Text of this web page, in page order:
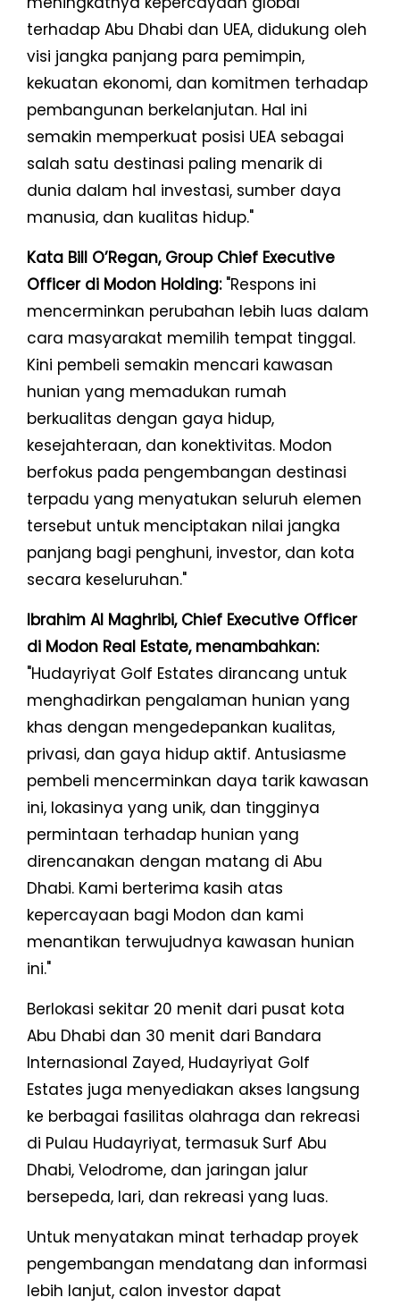
terhadap Abu Dhabi dan UEA, didukung oleh
visi jangka panjang para pemimpin,
kekuatan ekonomi, dan komitmen terhadap
pembangunan berkelanjutan. Hal ini
semakin memperkuat posisi UEA sebagai
salah satu destinasi paling menarik di
dunia dalam hal investasi, sumber daya
manusia, dan kualitas hidup."
Kata Bill O’Regan, Group Chief Executive
Officer di Modon Holding: "Respons ini
mencerminkan perubahan lebih luas dalam
cara masyarakat memilih tempat tinggal.
Kini pembeli semakin mencari kawasan
hunian yang memadukan rumah
berkualitas dengan gaya hidup,
kesejahteraan, dan konektivitas. Modon
berfokus pada pengembangan destinasi
terpadu yang menyatukan seluruh elemen
tersebut untuk menciptakan nilai jangka
panjang bagi penghuni, investor, dan kota
secara keseluruhan."
Ibrahim Al Maghribi, Chief Executive Officer
di Modon Real Estate, menambahkan:
"Hudayriyat Golf Estates dirancang untuk
menghadirkan pengalaman hunian yang
khas dengan mengedepankan kualitas,
privasi, dan gaya hidup aktif. Antusiasme
pembeli mencerminkan daya tarik kawasan
ini, lokasinya yang unik, dan tingginya
permintaan terhadap hunian yang
direncanakan dengan matang di Abu
Dhabi. Kami berterima kasih atas
kepercayaan bagi Modon dan kami
menantikan terwujudnya kawasan hunian
ini."
Berlokasi sekitar 20 menit dari pusat kota
Abu Dhabi dan 30 menit dari Bandara
Internasional Zayed, Hudayriyat Golf
Estates juga menyediakan akses langsung
ke berbagai fasilitas olahraga dan rekreasi
di Pulau Hudayriyat, termasuk Surf Abu
Dhabi, Velodrome, dan jaringan jalur
bersepeda, lari, dan rekreasi yang luas.
Untuk menyatakan minat terhadap proyek
pengembangan mendatang dan informasi
lebih lanjut, calon investor dapat